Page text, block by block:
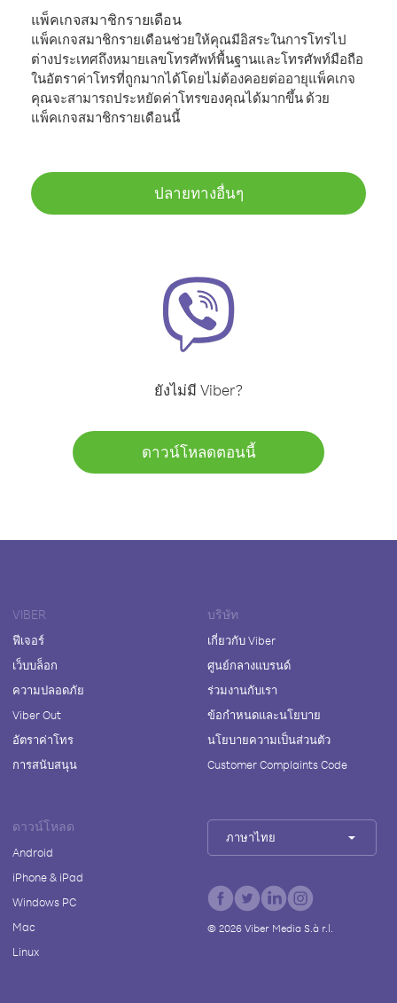
แพ็คเกจสมาชิกรายเดือน
แพ็คเกจสมาชิกรายเดือนช่วยให้คุณมีอิสระในการโทรไป
ต่างประเทศถึงหมายเลขโทรศัพท์พื้นฐานและโทรศัพท์มือถือ
ในอัตราค่าโทรที่ถูกมากได้โดยไม่ต้องคอยต่ออายุแพ็คเกจ
คุณจะสามารถประหยัดค่าโทรของคุณได้มากขึ้น ด้วย
แพ็คเกจสมาชิกรายเดือนนี้
ปลายทางอื่นๆ
ยังไม่มี Viber?
ดาวน์โหลดตอนนี้
VIBER
ฟีเจอร์
เว็บบล็อก
ความปลอดภัย
Viber Out
อัตราค่าโทร
การสนับสนุน
บริษัท
เกี่ยวกับ Viber
ศูนย์กลางแบรนด์
ร่วมงานกับเรา
ข้อกำหนดและนโยบาย
นโยบายความเป็นส่วนตัว
Customer Complaints Code
ดาวน์โหลด
Android
iPhone & iPad
Windows PC
Mac
Linux
ภาษาไทย
© 2026Viber Media S.à r.l.